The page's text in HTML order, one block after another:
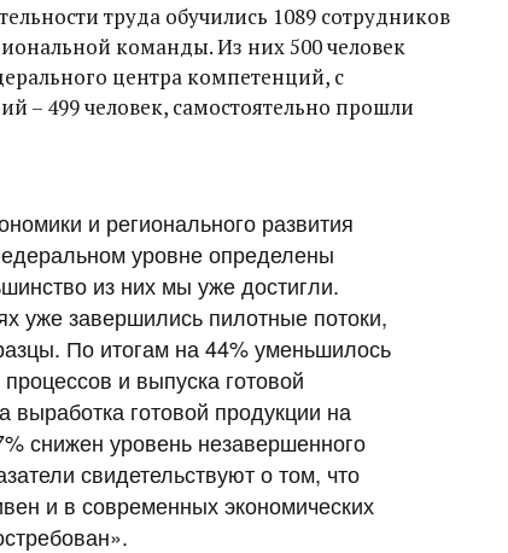
труда обучились 1089 сотрудников
команды. Из них 500 человек
центра компетенций, с
– 499 человек, самостоятельно прошли
и регионального развития
уровне определены
из них мы уже достигли.
уже завершились пилотные потоки,
По итогам на 44% уменьшилось
и выпуска готовой
выработка готовой продукции на
снижен уровень незавершенного
свидетельствуют о том, что
и в современных экономических